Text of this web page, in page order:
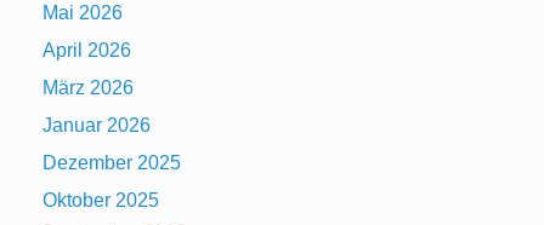
Mai 2026
April 2026
März 2026
Januar 2026
Dezember 2025
Oktober 2025